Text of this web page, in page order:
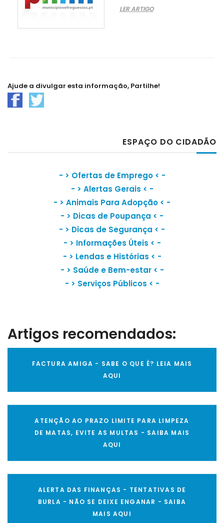
LER ARTIGO
Ajude a divulgar esta informação, Partilhe!
ESPAÇO DO CIDADÃO
- > Ofertas de Emprego< -
- > Alertas Gerais < -
- > Animais Para Adopção < -
- > Dicas de Poupança < -
- > Dicas de Segurança < -
- > Informações Úteis < -
- > Lendas e Histórias < -
- > Saúde e Bem-estar< -
- > Serviços Públicos < -
Artigos recomendados:
FACTURA AMIGA - SABE O QUE É? LEIA MAIS
AQUI
ATENÇÃO AO PRAZO LIMITE PARA LIMPEZA
DE MATAS, EVITE AS MULTAS - SAIBA MAIS
AQUI
ALERTA DAS FINANÇAS - TENTATIVAS DE
BURLA - NÃO SE DEIXE ENGANAR - SAIBA
MAIS AQUI